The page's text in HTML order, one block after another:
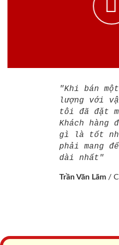
"Khi bán
lượng với
tôi đã đặt
Khách hàng
gì là tốt
phải mang
dài nhất"
Trần Văn Lãm /